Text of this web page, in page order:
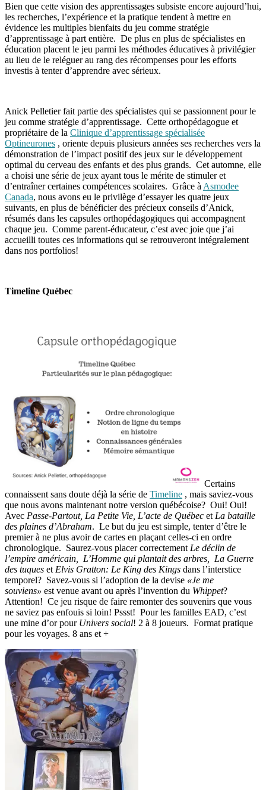
Bien que cette vision des apprentissages subsiste encore aujourd’hui,
les recherches, l’expérience et la pratique tendent à mettre en
évidence les multiples bienfaits du jeu comme stratégie
d’apprentissage à part entière. De plus en plus de spécialistes en
éducation placent le jeu parmi les méthodes éducatives à privilégier
au lieu de le reléguer au rang des récompenses pour les efforts
investis à tenter d’apprendre avec sérieux.
Anick Pelletier fait partie des spécialistes qui se passionnent pour le
jeu comme stratégie d’apprentissage. Cette orthopédagogue et
propriétaire de la Clinique d’apprentissage spécialisée
Optineurones , oriente depuis plusieurs années ses recherches vers la
démonstration de l’impact positif des jeux sur le développement
optimal du cerveau des enfants et des plus grands. Cet automne, elle
a choisi une série de jeux ayant tous le mérite de stimuler et
d’entraîner certaines compétences scolaires. Grâce à Asmodee
Canada, nous avons eu le privilège d’essayer les quatre jeux
suivants, en plus de bénéficier des précieux conseils d’Anick,
résumés dans les capsules orthopédagogiques qui accompagnent
chaque jeu. Comme parent-éducateur, c’est avec joie que j’ai
accueilli toutes ces informations qui se retrouveront intégralement
dans nos portfolios!
Timeline Québec
Certains
connaissent sans doute déjà la série de Timeline , mais saviez-vous
que nous avons maintenant notre version québécoise? Oui! Oui!
Avec Passe-Partout, La Petite Vie, L’acte de Québec et La bataille
des plaines d’Abraham. Le but du jeu est simple, tenter d’être le
premier à ne plus avoir de cartes en plaçant celles-ci en ordre
chronologique. Saurez-vous placer correctement Le déclin de
l’empire américain, L’Homme qui plantait des arbres, La Guerre
des tuques et Elvis Gratton: Le King des Kings dans l’interstice
temporel? Savez-vous si l’adoption de la devise «Je me
souviens» est venue avant ou après l’invention du Whippet?
Attention! Ce jeu risque de faire remonter des souvenirs que vous
ne saviez pas enfouis si loin! Pssst! Pour les familles EAD, c’est
une mine d’or pour Univers social! 2 à 8 joueurs. Format pratique
pour les voyages. 8 ans et +